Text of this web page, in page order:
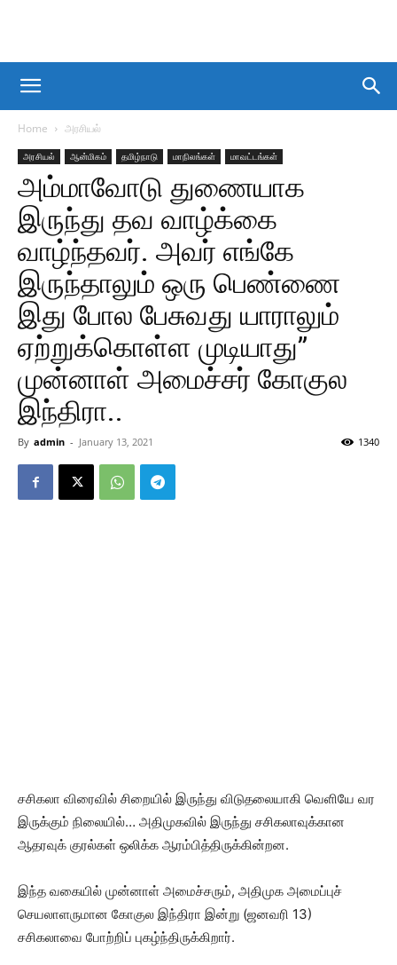
Home அரசியல்
அரசியல் ஆன்மிகம் தமிழ்நாடு மாநிலங்கள் மாவட்டங்கள்
அம்மாவோடு துணையாக
இருந்து தவ வாழ்க்கை
வாழ்ந்தவர். அவர் எங்கே
இருந்தாலும் ஒரு பெண்ணை
இது போல பேசுவது யாராலும்
ஏற்றுக்கொள்ள முடியாது”
முன்னாள் அமைச்சர் கோகுல
இந்திரா..
By admin - January 13, 2021 1340
சசிகலா விரைவில் சிறையில் இருந்து விடுதலையாகி வெளியே வர
இருக்கும் நிலையில்… அதிமுகவில் இருந்து சசிகலாவுக்கான
ஆதரவுக் குரல்கள் ஒலிக்க ஆரம்பித்திருக்கின்றன.
இந்த வகையில் முன்னாள் அமைச்சரும், அதிமுக அமைப்புச்
செயலாளருமான கோகுல இந்திரா இன்று (ஜனவரி 13)
சசிகலாவை போற்றிப் புகழ்ந்திருக்கிறார்.